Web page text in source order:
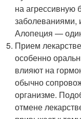
на агрессивную
заболеваниями,
Алопеция —
Прием
особенно
влияют на
обычно
организме.
отмене